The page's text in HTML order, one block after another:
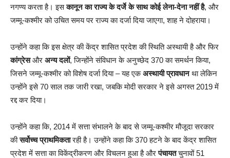
नगण्य करता है। इसकानून का राज्य के दर्जे के साथ कोई लेना-देना नहीं है, और
जम्मू-कश्मीर को उचित समय पर राज्य का दर्जा दिया जाएगा, शाह ने दोहराया।
उन्होंने कहा कि इस क्षेत्र की केंद्र शासित प्रदेश की स्थिति अस्थायी है और फिर
कांग्रेसऔर अन्य दलों, जिन्होंने संविधान के अनुच्छेद 370 का समर्थन किया,
जिसने जम्मू-कश्मीर को विशेष दर्जा दिया – यह एकअस्थायी प्रावधानथा लेकिन
उन्होंने इसे 70 साल तक जारी रखा, जबकि मोदी सरकार ने इसे अगस्त 2019 में
रद्द कर दिया।
उन्होंने कहा कि, 2014 में सत्ता संभालने के बाद से जम्मू-कश्मीर मौजूदा सरकार
कीसर्वोच्च प्राथमिकतारही है। उन्होंने कहा कि 370 हटने के बाद केंद्र शासित
प्रदेश में सत्ता का विकेंद्रीकरण और विचलन हुआ है औरपंचायतचुनावों 51